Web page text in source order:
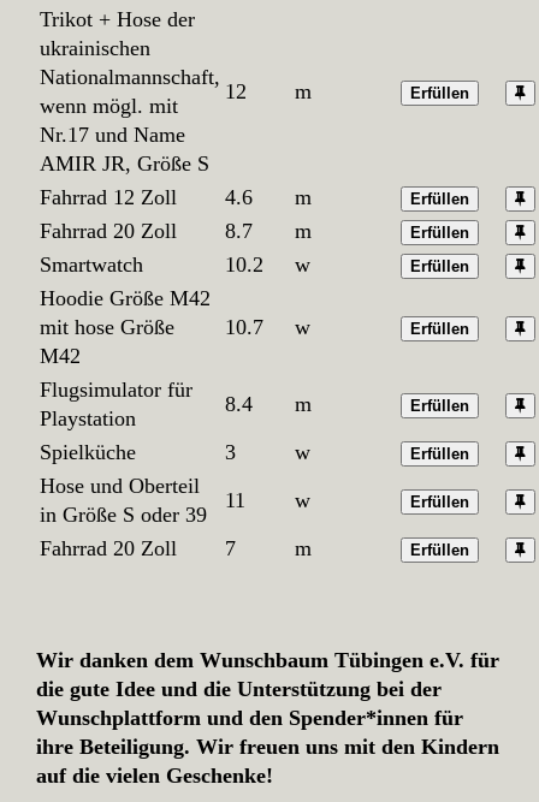
Trikot + Hose der
ukrainischen
Nationalmannschaft,
wenn mögl. mit
Nr.17 und Name
AMIR JR, Größe S
12 m Erfüllen
Fahrrad 12 Zoll 4.6 m Erfüllen
Fahrrad 20 Zoll 8.7 m Erfüllen
Smartwatch 10.2 w Erfüllen
Hoodie Größe M42
mit hose Größe
M42
10.7 w Erfüllen
Flugsimulator für
Playstation
8.4 m Erfüllen
Spielküche 3 w Erfüllen
Hose und Oberteil
in Größe S oder 39
11 w Erfüllen
Fahrrad 20 Zoll 7 m Erfüllen
Wir danken dem Wunschbaum Tübingen e.V. für
die gute Idee und die Unterstützung bei der
Wunschplattform und den Spender*innen für
ihre Beteiligung. Wir freuen uns mit den Kindern
auf die vielen Geschenke!